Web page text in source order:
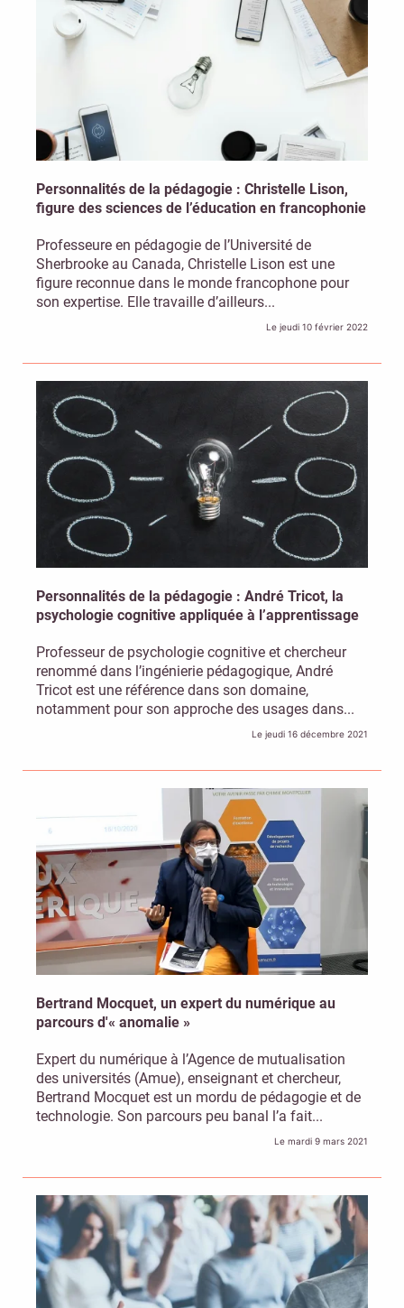
Personnalités de la pédagogie : Christelle Lison,
figure des sciences de l’éducation en francophonie
Professeure en pédagogie de l’Université de
Sherbrooke au Canada, Christelle Lison est une
figure reconnue dans le monde francophone pour
son expertise. Elle travaille d’ailleurs...
Le jeudi 10 février 2022
Personnalités de la pédagogie : André Tricot, la
psychologie cognitive appliquée à l’apprentissage
Professeur de psychologie cognitive et chercheur
renommé dans l’ingénierie pédagogique, André
Tricot est une référence dans son domaine,
notamment pour son approche des usages dans...
Le jeudi 16 décembre 2021
Bertrand Mocquet, un expert du numérique au
parcours d'« anomalie »
Expert du numérique à l’Agence de mutualisation
des universités (Amue), enseignant et chercheur,
Bertrand Mocquet est un mordu de pédagogie et de
technologie. Son parcours peu banal l’a fait...
Le mardi 9 mars 2021